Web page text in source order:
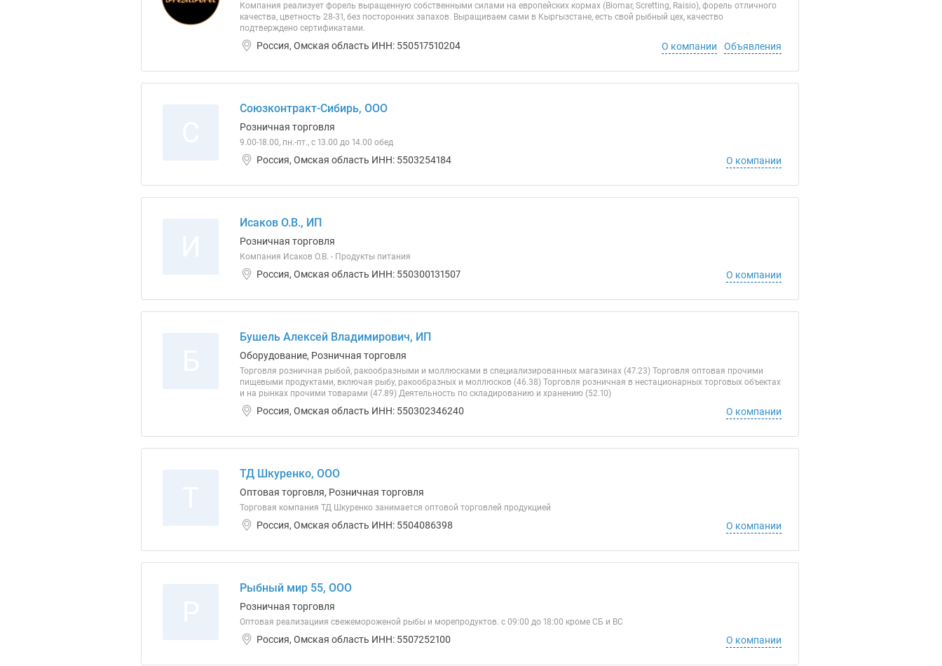
Компания реализует форель выращенную собственными силами на европейских кормах (Biomar, Scretting, Raisio), форель отличного
качества, цветность 28-31, без посторонних запахов. Выращиваем сами в Кыргызстане, есть свой рыбный цех, качество
подтверждено сертификатами.
Россия, Омская область ИНН: 550517510204 О компании Объявления
Союзконтракт-Сибирь, ООО
Розничная торговля
9.00-18.00, пн.-пт., с 13.00 до 14.00 обед
Россия, Омская область ИНН: 5503254184 О компании
Исаков О.В., ИП
Розничная торговля
Компания Исаков О.В. - Продукты питания
Россия, Омская область ИНН: 550300131507 О компании
Бушель Алексей Владимирович, ИП
Оборудование, Розничная торговля
Торговля розничная рыбой, ракообразными и моллюсками в специализированных магазинах (47.23) Торговля оптовая прочими
пищевыми продуктами, включая рыбу, ракообразных и моллюсков (46.38) Торговля розничная в нестационарных торговых объектах
и на рынках прочими товарами (47.89) Деятельность по складированию и хранению (52.10)
Россия, Омская область ИНН: 550302346240 О компании
ТД Шкуренко, ООО
Оптовая торговля, Розничная торговля
Торговая компания ТД Шкуренко занимается оптовой торговлей продукцией
Россия, Омская область ИНН: 5504086398 О компании
Рыбный мир 55, ООО
Розничная торговля
Оптовая реализациия свежемороженой рыбы и морепродуктов. с 09:00 до 18:00 кроме СБ и ВС
Россия, Омская область ИНН: 5507252100 О компании